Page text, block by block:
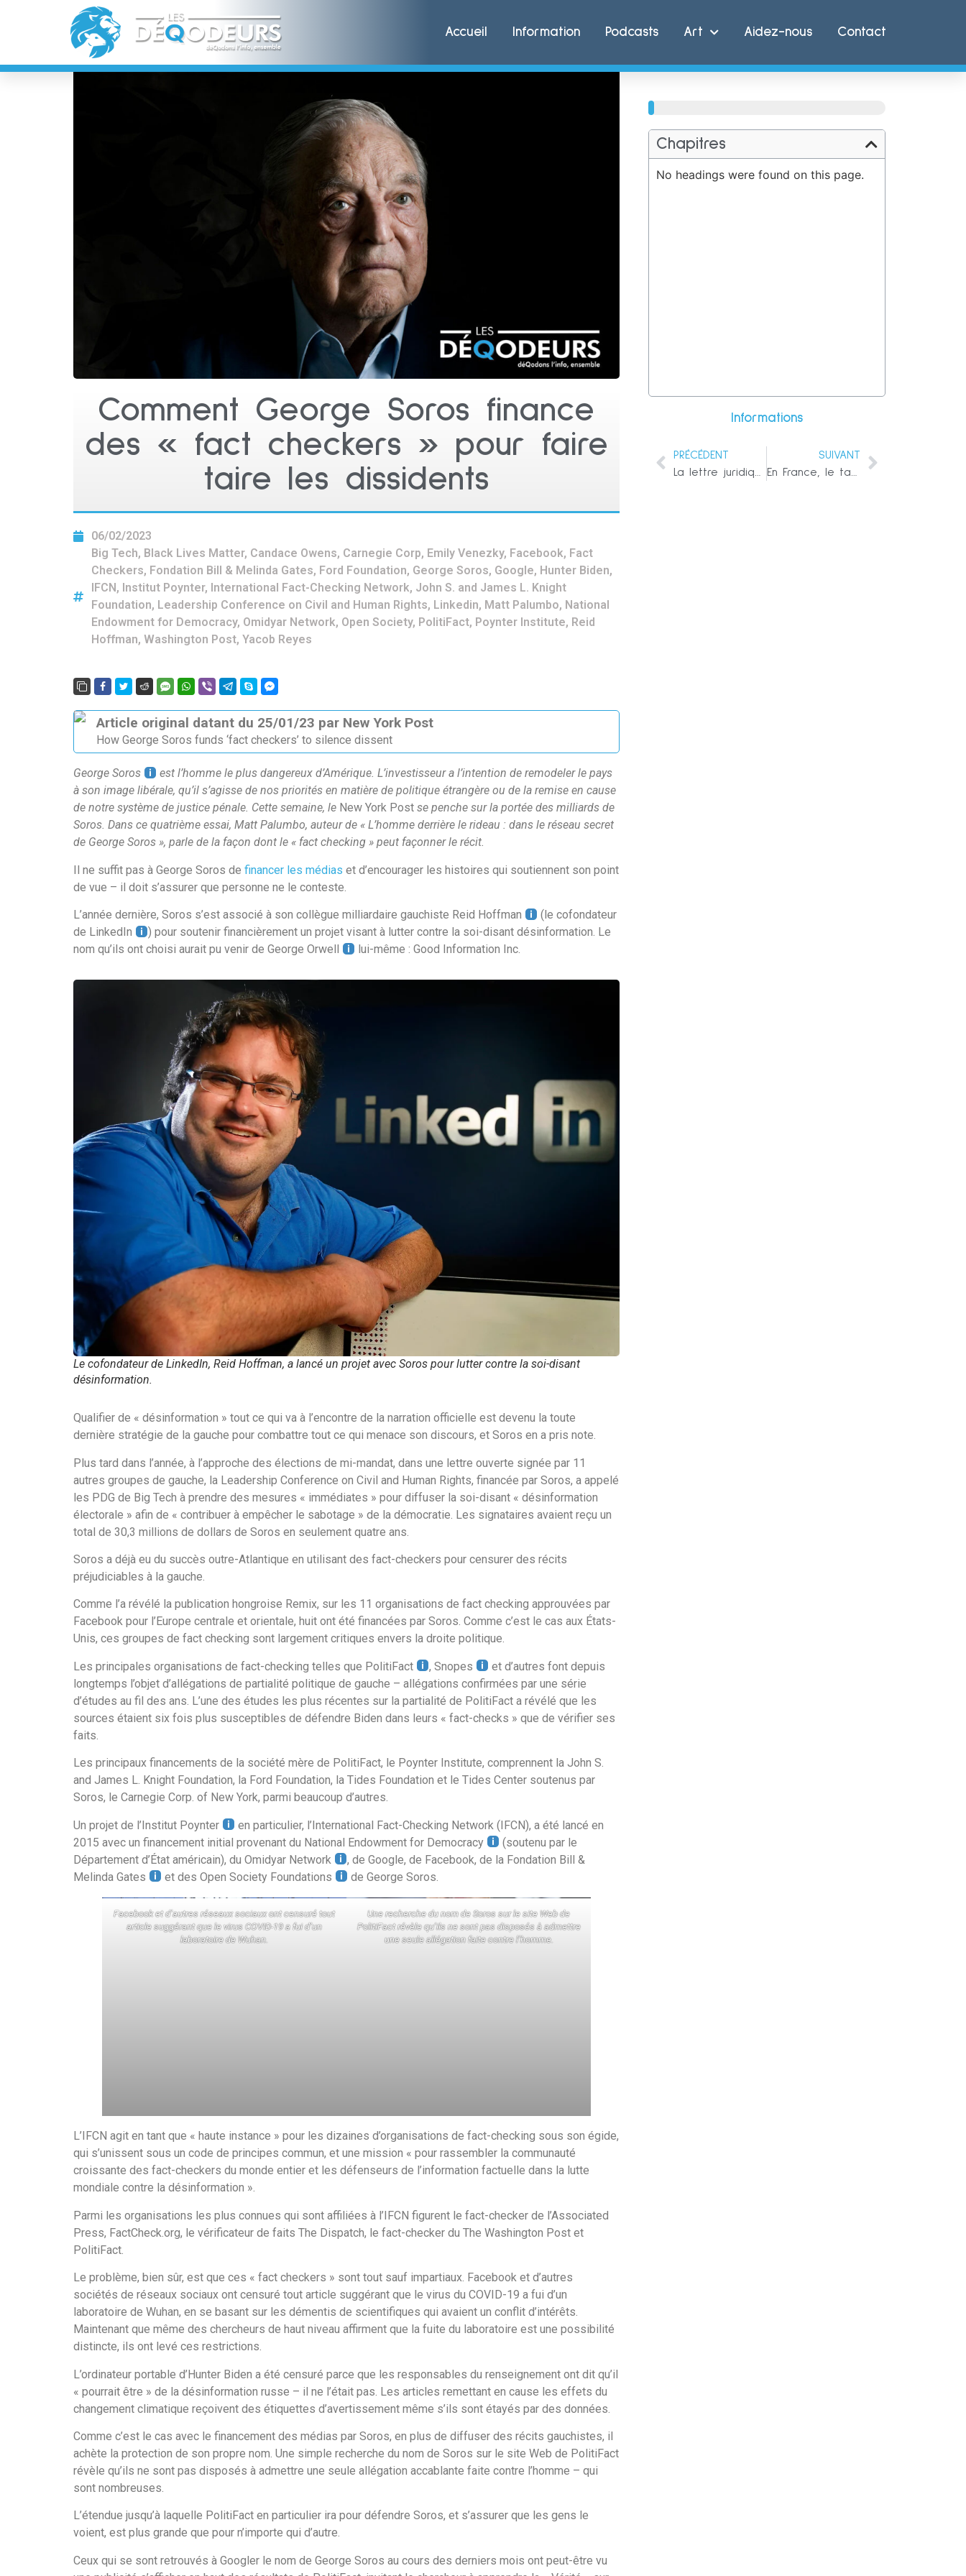
Accueil Information Podcasts Art Aidez-nous Contact
Comment George Soros finance
des « fact checkers » pour faire
taire les dissidents
06/02/2023
Big Tech, Black Lives Matter, Candace Owens, Carnegie Corp, Emily Venezky, Facebook, Fact
Checkers, Fondation Bill & Melinda Gates, Ford Foundation, George Soros, Google, Hunter Biden,
IFCN , Institut Poynter, International Fact-Checking Network, John S. and James L. Knight
Foundation, Leadership Conference on Civil and Human Rights, Linkedin, Matt Palumbo, National
Endowment for Democracy, Omidyar Network, Open Society, PolitiFact, Poynter Institute, Reid
Hoffman, Washington Post, Yacob Reyes
Article original datant du 25/01/23 par New York Post
How George Soros funds ‘fact checkers’ to silence dissent
George Soros
est l’homme le plus dangereux d’Amérique. L’investisseur a l’intention de remodeler le pays
à son image libérale, qu’il s’agisse de nos priorités en matière de politique étrangère ou de la remise en cause
de notre système de justice pénale. Cette semaine, le New York Post se penche sur la portée des milliards de
Soros. Dans ce quatrième essai, Matt Palumbo, auteur de « L’homme derrière le rideau : dans le réseau secret
de George Soros », parle de la façon dont le « fact checking » peut façonner le récit.
Il ne suffit pas à George Soros de financer les médias et d’encourager les histoires qui soutiennent son point
de vue – il doit s’assurer que personne ne le conteste.
L’année dernière, Soros s’est associé à son collègue milliardaire gauchiste Reid Hoffman
(le cofondateur
de LinkedIn
) pour soutenir financièrement un projet visant à lutter contre la soi-disant désinformation. Le
nom qu’ils ont choisi aurait pu venir de George Orwell
lui-même : Good Information Inc.
Le cofondateur de LinkedIn, Reid Hoffman, a lancé un projet avec Soros pour lutter contre la soi-disant
désinformation.
Qualifier de « désinformation » tout ce qui va à l’encontre de la narration officielle est devenu la toute
dernière stratégie de la gauche pour combattre tout ce qui menace son discours, et Soros en a pris note.
Plus tard dans l’année, à l’approche des élections de mi-mandat, dans une lettre ouverte signée par 11
autres groupes de gauche, la Leadership Conference on Civil and Human Rights, financée par Soros, a appelé
les PDG de Big Tech à prendre des mesures « immédiates » pour diffuser la soi-disant « désinformation
électorale » afin de « contribuer à empêcher le sabotage » de la démocratie. Les signataires avaient reçu un
total de 30,3 millions de dollars de Soros en seulement quatre ans.
Soros a déjà eu du succès outre-Atlantique en utilisant des fact-checkers pour censurer des récits
préjudiciables à la gauche.
Comme l’a révélé la publication hongroise Remix, sur les 11 organisations de fact checking approuvées par
Facebook pour l’Europe centrale et orientale, huit ont été financées par Soros. Comme c’est le cas aux États-
Unis, ces groupes de fact checking sont largement critiques envers la droite politique.
Les principales organisations de fact-checking telles que PolitiFact , Snopes
et d’autres font depuis
longtemps l’objet d’allégations de partialité politique de gauche – allégations confirmées par une série
d’études au fil des ans. L’une des études les plus récentes sur la partialité de PolitiFact a révélé que les
sources étaient six fois plus susceptibles de défendre Biden dans leurs « fact-checks » que de vérifier ses
faits.
Les principaux financements de la société mère de PolitiFact, le Poynter Institute, comprennent la John S.
and James L. Knight Foundation, la Ford Foundation, la Tides Foundation et le Tides Center soutenus par
Soros, le Carnegie Corp. of New York, parmi beaucoup d’autres.
Un projet de l’Institut Poynter
en particulier, l’International Fact-Checking Network (IFCN), a été lancé en
2015 avec un financement initial provenant du National Endowment for Democracy
(soutenu par le
Département d’État américain), du Omidyar Network
, de Google, de Facebook, de la Fondation Bill &
Melinda Gates
et des Open Society Foundations de George Soros.
Facebook et d’autres réseaux sociaux ont censuré tout
article suggérant que le virus COVID-19 a fui d’un
laboratoire de Wuhan.
Une recherche du nom de Soros sur le site Web de
PolitiFact révèle qu’ils ne sont pas disposés à admettre
une seule allégation faite contre l’homme.
L’IFCN agit en tant que « haute instance » pour les dizaines d’organisations de fact-checking sous son égide,
qui s’unissent sous un code de principes commun, et une mission « pour rassembler la communauté
croissante des fact-checkers du monde entier et les défenseurs de l’information factuelle dans la lutte
mondiale contre la désinformation ».
Parmi les organisations les plus connues qui sont affiliées à l’IFCN figurent le fact-checker de l’Associated
Press, FactCheck.org, le vérificateur de faits The Dispatch, le fact-checker du The Washington Post et
PolitiFact.
Le problème, bien sûr, est que ces « fact checkers » sont tout sauf impartiaux. Facebook et d’autres
sociétés de réseaux sociaux ont censuré tout article suggérant que le virus du COVID-19 a fui d’un
laboratoire de Wuhan, en se basant sur les démentis de scientifiques qui avaient un conflit d’intérêts.
Maintenant que même des chercheurs de haut niveau affirment que la fuite du laboratoire est une possibilité
distincte, ils ont levé ces restrictions.
L’ordinateur portable d’Hunter Biden a été censuré parce que les responsables du renseignement ont dit qu’il
« pourrait être » de la désinformation russe – il ne l’était pas. Les articles remettant en cause les effets du
changement climatique reçoivent des étiquettes d’avertissement même s’ils sont étayés par des données.
Comme c’est le cas avec le financement des médias par Soros, en plus de diffuser des récits gauchistes, il
achète la protection de son propre nom. Une simple recherche du nom de Soros sur le site Web de PolitiFact
révèle qu’ils ne sont pas disposés à admettre une seule allégation accablante faite contre l’homme – qui
sont nombreuses.
L’étendue jusqu’à laquelle PolitiFact en particulier ira pour défendre Soros, et s’assurer que les gens le
voient, est plus grande que pour n’importe qui d’autre.
Ceux qui se sont retrouvés à Googler le nom de George Soros au cours des derniers mois ont peut-être vu
100%
Chapitres
No headings were found on this page.
Informations
PRÉCÉDENT
SUIVANT